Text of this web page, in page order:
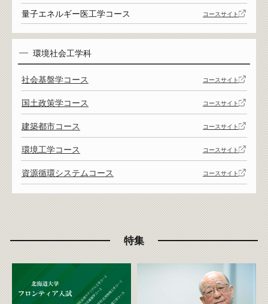
量子エネルギー医工学コース コースサイト
環境社会工学科
社会基盤学コース コースサイト
国土政策学コース コースサイト
建築都市コース コースサイト
環境工学コース コースサイト
資源循環システムコース コースサイト
特集